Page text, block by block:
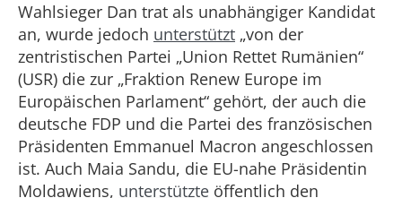
Wahlsieger Dan trat als unabhängiger Kandidat
an, wurde jedoch unterstützt „von der
zentristischen Partei „Union Rettet Rumänien“
(USR) die zur „Fraktion Renew Europe im
Europäischen Parlament“ gehört, der auch die
deutsche FDP und die Partei des französischen
Präsidenten Emmanuel Macron angeschlossen
ist. Auch Maia Sandu, die EU-nahe Präsidentin
Moldawiens, unterstützte öffentlich den